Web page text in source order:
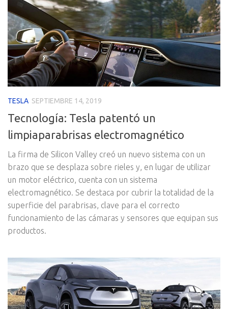
TESLA SEPTIEMBRE 14, 2019
Tecnología: Tesla patentó un
limpiaparabrisas electromagnético
La firma de Silicon Valley creó un nuevo sistema con un
brazo que se desplaza sobre rieles y, en lugar de utilizar
un motor eléctrico, cuenta con un sistema
electromagnético. Se destaca por cubrir la totalidad de la
superficie del parabrisas, clave para el correcto
funcionamiento de las cámaras y sensores que equipan sus
productos.